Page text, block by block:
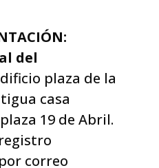
del
plaza de la
casa
19 de Abril.
correo